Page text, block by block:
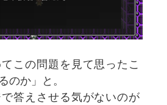
この問題を見て思ったこ
のか」と。
答えさせる気がないのが